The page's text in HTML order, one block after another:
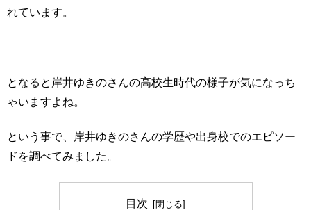
れています。
となると岸井ゆきのさんの高校生時代の様子が気になっち
ゃいますよね。
という事で、岸井ゆきのさんの学歴や出身校でのエピソー
ドを調べてみました。
目次